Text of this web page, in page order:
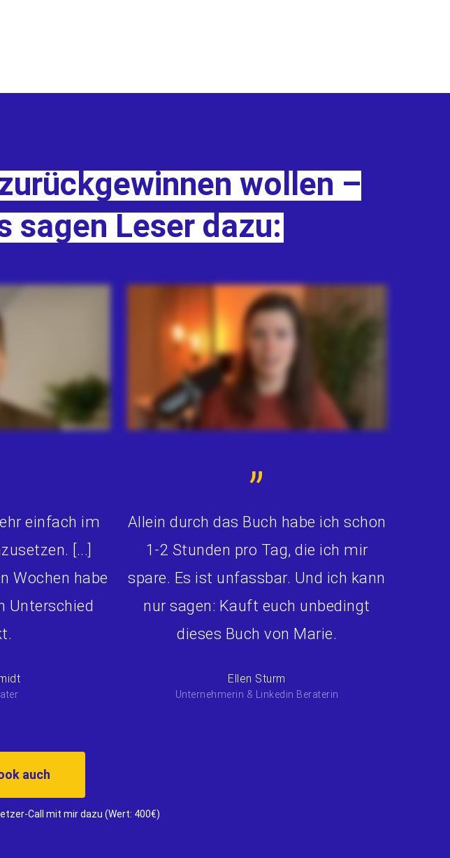
wollen –
sagen Leser dazu:
einfach im
[...]
Wochen habe
Unterschied
”
Allein durch das Buch habe ich schon
1-2 Stunden pro Tag, die ich mir
spare. Es ist unfassbar. Und ich kann
nur sagen: Kauft euch unbedingt
dieses Buch von Marie.
Ellen Sturm
Unternehmerin & Linkedin Beraterin
auch
Call mit mir dazu (Wert: 400€)